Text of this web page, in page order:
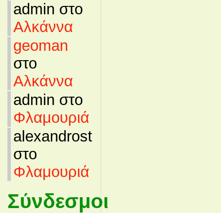
admin στο
Αλκάννα
geoman
στο
Αλκάννα
admin στο
Φλαμουριά
alexandrost
στο
Φλαμουριά
Σύνδεσμοι